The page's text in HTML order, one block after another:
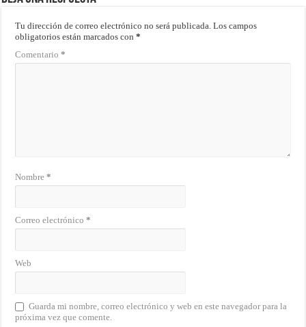
Tu dirección de correo electrónico no será publicada. Los campos
obligatorios están marcados con*
Comentario*
Nombre*
Correo electrónico*
Web
Guarda mi nombre, correo electrónico y web en este navegador para la
próxima vez que comente.